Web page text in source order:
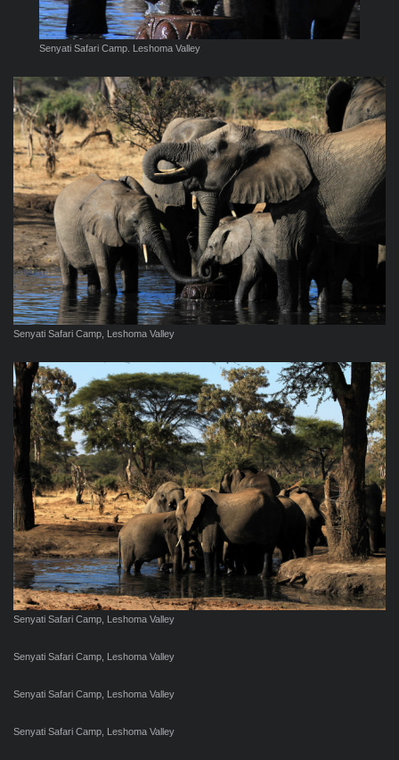
Senyati Safari Camp. Leshoma Valley
Senyati Safari Camp, Leshoma Valley
Senyati Safari Camp, Leshoma Valley
Senyati Safari Camp, Leshoma Valley
Senyati Safari Camp, Leshoma Valley
Senyati Safari Camp, Leshoma Valley